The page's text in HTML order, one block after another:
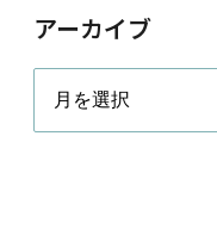
アーカイブ